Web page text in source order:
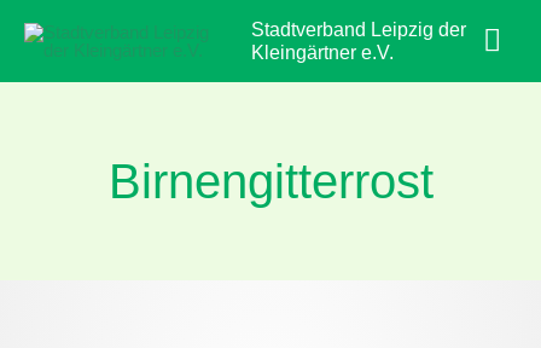
Inhalt
springen
Stadtverband Leipzig der
Kleingärtner e.V.
Birnengitterrost